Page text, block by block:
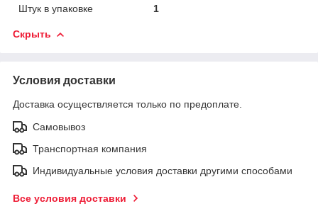
Штук в упаковке
1
Скрыть
Условия доставки
Доставка осуществляется только по предоплате.
Самовывоз
Транспортная компания
Индивидуальные условия доставки другими способами
Все условия доставки